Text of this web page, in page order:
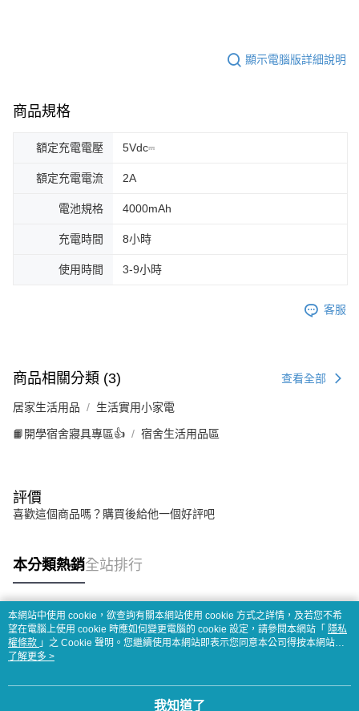
顯示電腦版詳細說明
商品規格
額定充電電壓 5Vdc⎓
額定充電電流 2A
電池規格 4000mAh
充電時間 8小時
使用時間 3-9小時
客服
商品相關分類 (3) 查看全部
居家生活用品 生活實用小家電
📙開學宿舍寢具專區👍 宿舍生活用品區
評價
喜歡這個商品嗎？購買後給他一個好評吧
本分類熱銷全站排行
熱門標籤
本網站中使用 cookie，欲查詢有關本網站使用 cookie 方式之詳情，及若您不希
望在電腦上使用 cookie 時應如何變更電腦的 cookie 設定，請參閱本網站「 隱私
權條款 」之 Cookie 聲明。您繼續使用本網站即表示您同意本公司得按本網站使
用條款之 Cookie 聲明使用 cookie。
了解更多 >
我知道了